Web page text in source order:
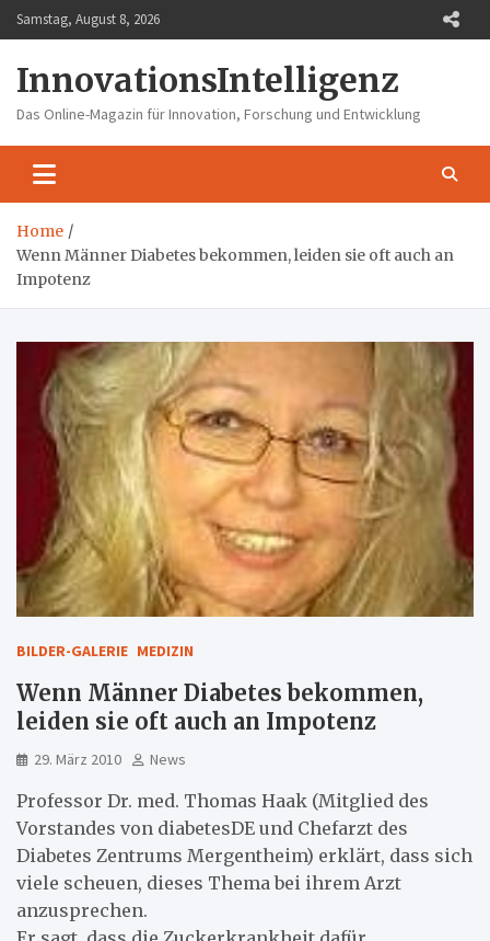
Skip
to
Samstag, August 8, 2026
InnovationsIntelligenz
Das Online-Magazin für Innovation, Forschung und Entwicklung
Home
Wenn Männer Diabetes bekommen, leiden sie oft auch an
Impotenz
BILDER-GALERIE MEDIZIN
Wenn Männer Diabetes bekommen,
leiden sie oft auch an Impotenz
29. März 2010 News
Professor Dr. med. Thomas Haak (Mitglied des
Vorstandes von diabetesDE und Chefarzt des
Diabetes Zentrums Mergentheim) erklärt, dass sich
viele scheuen, dieses Thema bei ihrem Arzt
anzusprechen.